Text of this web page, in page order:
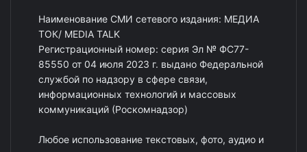
Наименование СМИ сетевого издания: МЕДИА
ТОК/ MEDIA TALK
Регистрационный номер: серия Эл № ФС77-
85550 от 04 июля 2023 г. выдано Федеральной
службой по надзору в сфере связи,
информационных технологий и массовых
коммуникаций (Роскомнадзор)
Любое использование текстовых, фото, аудио и